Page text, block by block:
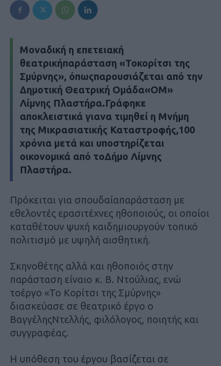
Mοναδική η επετειακή
θεατρικήπαράσταση «Τοκορίτσι της
Σμύρνης», όπωςπαρουσιάζεται από την
Δημοτική Θεατρική Ομάδα«ΟΜ»
Λίμνης Πλαστήρα.Γράφηκε
αποκλειστικά γιανα τιμηθεί η Μνήμη
της Μικρασιατικής Καταστροφής,100
χρόνια μετά και υποστηρίζεται
οικονομικά από τοΔήμο Λίμνης
Πλαστήρα.
Πρόκειται για σπουδαίαπαράσταση με
εθελοντές ερασιτέχνες ηθοποιούς, οι οποίοι
καταθέτουν ψυχή καιδημιουργούν τοπικό
πολιτισμό με υψηλή αισθητική.
Σκηνοθέτης αλλά και ηθοποιός στην
παράσταση είναιο κ. Β. Ντούλιας, ενώ
τοέργο «Το Κορίτσι της Σμύρνης»
διασκεύασε σε θεατρικό έργο ο
ΒαγγέληςΝτελλής, φιλόλογος, ποιητής και
συγγραφέας.
Η υπόθεση του έργου βασίζεται σε